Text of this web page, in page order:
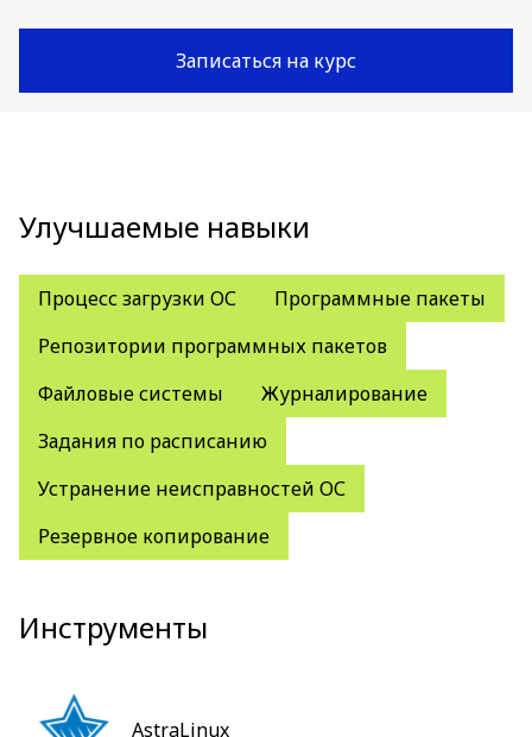
Записаться на курс
Улучшаемые навыки
Процесс загрузки ОС
Программные пакеты
Репозитории программных пакетов
Файловые системы
Журналирование
Задания по расписанию
Устранение неисправностей ОС
Резервное копирование
Инструменты
AstraLinux